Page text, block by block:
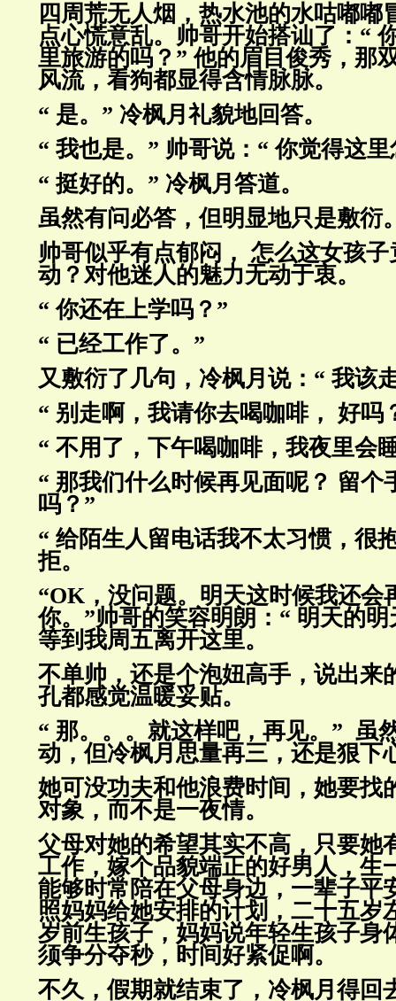
四周荒无人烟，热水池的水咕嘟嘟
点心慌意乱。帅哥开始搭讪了： “
里旅游的吗？” 他的眉目俊秀，那
风流，看狗都显得含情脉脉。
“ 是。” 冷枫月礼貌地回答。
“ 我也是。” 帅哥说：“ 你觉得这
“ 挺好的。” 冷枫月答道。
虽然有问必答，但明显地只是敷衍
帅哥似乎有点郁闷， 怎么这女孩
动？对他迷人的魅力无动于衷。
“ 你还在上学吗？”
“ 已经工作了。”
又敷衍了几句，冷枫月说：“ 我该
“ 别走啊，我请你去喝咖啡， 好吗
“ 不用了，下午喝咖啡，我夜里会
“ 那我们什么时候再见面呢？ 留个
吗？”
“ 给陌生人留电话我不太习惯，很
拒。
“OK，没问题。明天这时候我还会
你。”帅哥的笑容明朗：“ 明天的明
等到我周五离开这里。
不单帅，还是个泡妞高手，说出来
孔都感觉温暖妥贴。
“ 那。。。就这样吧，再见。” 虽
动，但冷枫月思量再三，还是狠下
她可没功夫和他浪费时间，她要找
对象，而不是一夜情。
父母对她的希望其实不高，只要她
工作，嫁个品貌端正的好男人， 生
能够时常陪在父母身边，一辈子平
照妈妈给她安排的计划，二十五岁
岁前生孩子，妈妈说年轻生孩子身
须争分夺秒，时间好紧促啊。
不久，假期就结束了，冷枫月得回